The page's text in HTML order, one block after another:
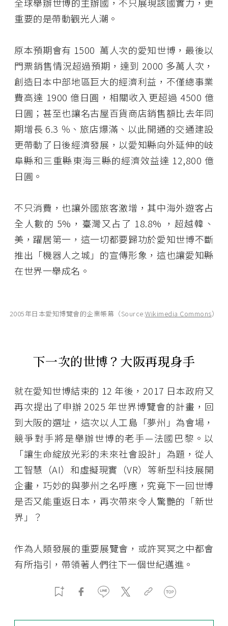
全球舉辦世博的主辦國，不只展現該國實力，更
重要的是帶動觀光人潮。
原本預期會有 1500 萬人次的愛知世博，最後以
門票銷售情況超過預期，達到 2000 多萬人次，
創造日本中部地區巨大的經濟利益，不僅總事業
費高達 1900 億日圓，相關收入更超過 4500 億
日圓；甚至也讓名古屋百貨商店銷售額比去年同
期增長 6.3 ％、旅店爆滿、以此開通的交通建設
更帶動了日後經濟發展，以愛知縣向外延伸的岐
阜縣和三重縣東海三縣的經濟效益達 12,800 億
日圓。
不只消費，也讓外國旅客激增，其中海外遊客占
全人數的 5%，臺灣又占了 18.8% ，超越韓、
美，躍居第一，這一切都要歸功於愛知世博不斷
推出「機器人之城」的宣傳形象，這也讓愛知縣
在世界一舉成名。
2005年日本愛知博覽會的企業帳幕（Source:Wikimedia Commons）
下一次的世博？大阪再現身手
就在愛知世博結束的 12 年後，2017 日本政府又
再次提出了申辦 2025 年世界博覽會的計畫，回
到大阪的選址，這次以人工島「夢州」為會場，
競爭對手將是舉辦世博的老手—法國巴黎。以
「讓生命綻放光彩的未來社會設計」為題，從人
工智慧（AI）和虛擬現實（VR）等新型科技展開
企畫，巧妙的與夢州之名呼應，究竟下一回世博
是否又能重返日本，再次帶來令人驚艷的「新世
界」？
作為人類發展的重要展覽會，或許冥冥之中都會
有所指引，帶領著人們往下一個世紀邁進。